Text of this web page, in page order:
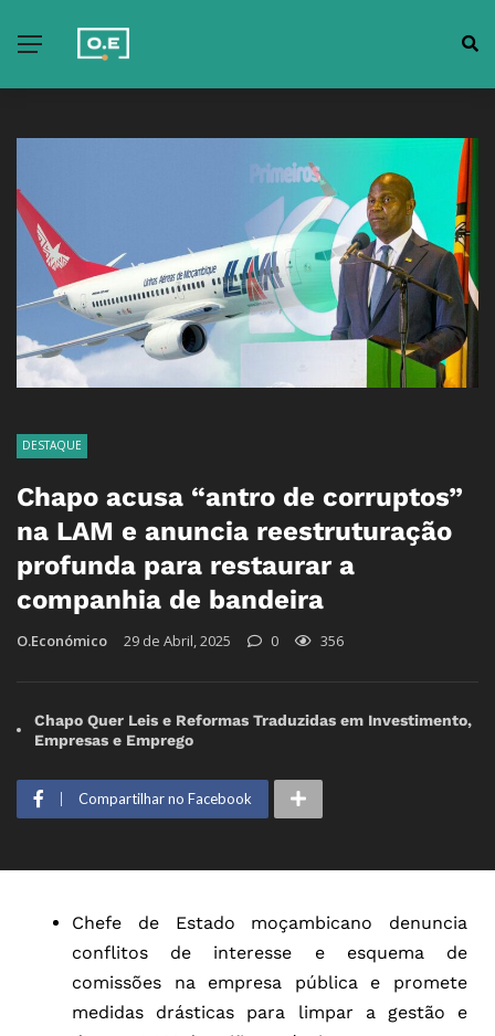
DESTAQUE
Chapo acusa “antro de corruptos”
na LAM e anuncia reestruturação
profunda para restaurar a
companhia de bandeira
O.Económico 29 de Abril, 2025 0 356
Chapo Quer Leis e Reformas Traduzidas em Investimento,
Empresas e Emprego
Compartilhar no Facebook
Chefe de Estado moçambicano denuncia
conflitos de interesse e esquema de
comissões na empresa pública e promete
medidas drásticas para limpar a gestão e